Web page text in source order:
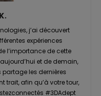
j’ai découvert
expériences
l’importance de cette
et de demain,
partage les dernières
trait, afin qu’à votre tour,
#3DAdept